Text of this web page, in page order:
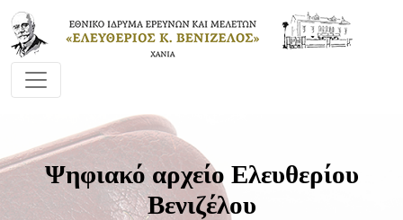
Ψηφιακό αρχείο Ελευθερίου
Βενιζέλου